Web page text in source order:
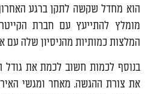
הוא מחדל שקשה לתקן ברגע
מומלץ להתייעץ עם חברת
המלצות כמותיות מהניסיון שלה עם
בנוסף לכמות חשוב לכמת את גודל
את צורת ההגשה. מאחר ומגשי